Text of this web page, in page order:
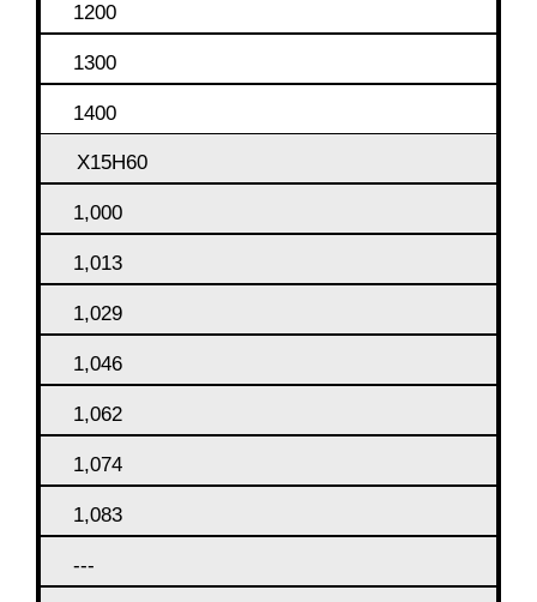
1200
1300
1400
Х15Н60
1,000
1,013
1,029
1,046
1,062
1,074
1,083
---